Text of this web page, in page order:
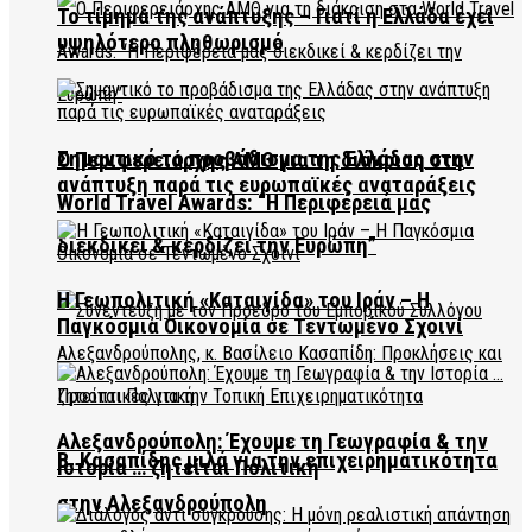
Ο Περιφερειάρχης ΑΜΘ για τη διάκριση στα
World Travel Awards: “Η Περιφέρειά μας
διεκδικεί & κερδίζει την Ευρώπη”
Β. Κασαπίδης μιλά για την επιχειρηματικότητα
στην Αλεξανδρούπολη
Το τίμημα της ανάπτυξης – Γιατί η Ελλάδα έχει
υψηλότερο πληθωρισμό
Σημαντικό το προβάδισμα της Ελλάδας στην
ανάπτυξη παρά τις ευρωπαϊκές αναταράξεις
Η Γεωπολιτική «Καταιγίδα» του Ιράν – Η
Παγκόσμια Οικονομία σε Τεντωμένο Σχοινί
Αλεξανδρούπολη: Έχουμε τη Γεωγραφία & την
Ιστορία … ζητείται Πολιτική